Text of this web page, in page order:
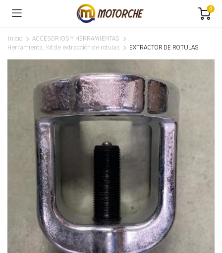
0
Inicio
ACCESORIOS Y HERRAMIENTAS
Herramienta, Kit de extracción de rotulas
EXTRACTOR DE ROTULAS